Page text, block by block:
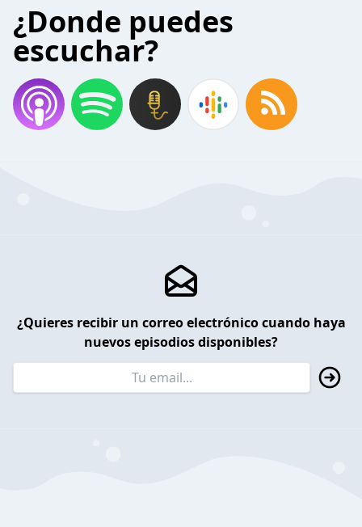
¿Donde puedes
escuchar?
¿Quieres recibir un correo electrónico cuando haya
nuevos episodios disponibles?